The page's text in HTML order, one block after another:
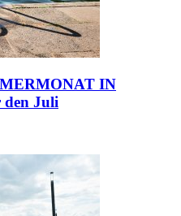
IN
den Juli